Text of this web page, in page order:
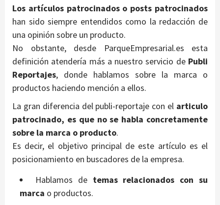
Los artículos patrocinados o posts patrocinados
han sido siempre entendidos como la redacción de
una opinión sobre un producto.
No obstante, desde ParqueEmpresarial.es esta
definición atendería más a nuestro servicio de Publi
Reportajes, donde hablamos sobre la marca o
productos haciendo mención a ellos.
La gran diferencia del publi-reportaje con el articulo
patrocinado, es que no se habla concretamente
sobre la marca o producto.
Es decir, el objetivo principal de este artículo es el
posicionamiento en buscadores de la empresa.
Hablamos de temas relacionados con su
marca o productos.